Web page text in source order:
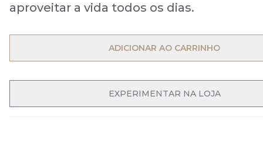
aproveitar a vida todos os dias.
OPEN MENU
ADICIONAR AO CARRINHO
EXPERIMENTAR NA LOJA